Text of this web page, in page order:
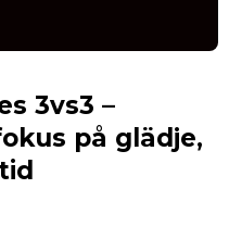
3vs3 –
på glädje,